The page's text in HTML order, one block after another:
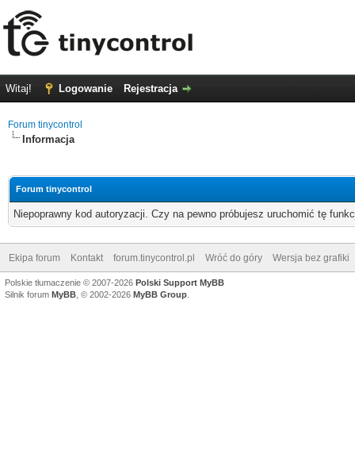
Witaj! Logowanie Rejestracja
Forum tinycontrol
Informacja
Forum tinycontrol
Niepoprawny kod autoryzacji. Czy na pewno próbujesz uruchomić tę
Ekipa forum Kontakt forum.tinycontrol.pl Wróć do góry Wersja bez grafiki
Polskie tłumaczenie © 2007-2026 Polski Support MyBB
Silnik forum MyBB , © 2002-2026 MyBB Group